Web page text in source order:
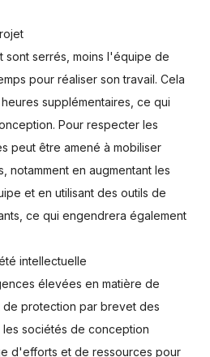
sont serrés, moins l'équipe de
pour réaliser son travail. Cela
supplémentaires, ce qui
Pour respecter les
peut être amené à mobiliser
notamment en augmentant les
et en utilisant des outils de
ce qui engendrera également
intellectuelle
élevées en matière de
protection par brevet des
sociétés de conception
d'efforts et de ressources pour